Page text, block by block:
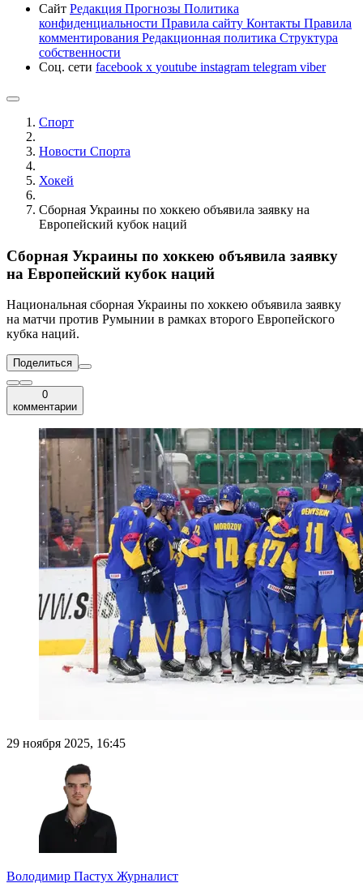
Сайт Редакция Прогнозы Политика
конфиденциальности Правила сайту Контакты Правила
комментирования Редакционная политика Структура
собственности
Соц. сети facebook x youtube instagram telegram viber
Спорт
Новости Cпорта
Хокей
Сборная Украины по хоккею объявила заявку на
Европейский кубок наций
Сборная Украины по хоккею объявила заявку
на Европейский кубок наций
Национальная сборная Украины по хоккею объявила заявку
на матчи против Румынии в рамках второго Европейского
кубка наций.
Поделиться
0
комментарии
29 ноября 2025, 16:45
Володимир Пастух Журналист